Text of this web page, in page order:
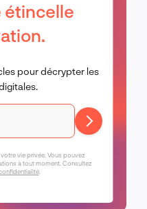
étincelle
pour décrypter les
vie privée. Vous pouvez
à tout moment. Consultez
.